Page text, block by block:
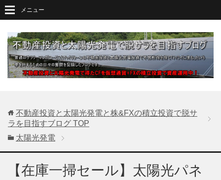
メニュー
不動産投資と太陽光発電と株&FXの積立投資で脱サ
ラを目指すブログ TOP
太陽光発電
【在庫一掃セール】太陽光パネ